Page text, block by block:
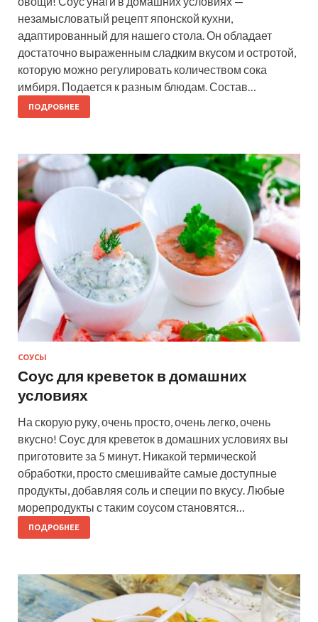
незамысловатый рецепт японской кухни,
адаптированный для нашего стола. Он обладает
достаточно выраженным сладким вкусом и остротой,
которую можно регулировать количеством сока
имбиря. Подается к разным блюдам. Состав…
ПОДРОБНЕЕ
СОУСЫ
Соус для креветок в домашних
условиях
На скорую руку, очень просто, очень легко, очень
вкусно! Соус для креветок в домашних условиях вы
приготовите за 5 минут. Никакой термической
обработки, просто смешивайте самые доступные
продукты, добавляя соль и специи по вкусу. Любые
морепродукты с таким соусом становятся…
ПОДРОБНЕЕ